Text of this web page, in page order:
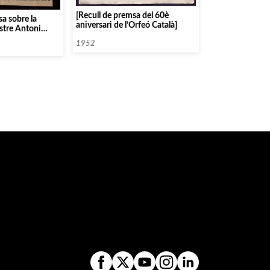
sobre la
Antoni
[Recull de premsa del 60è
aniversari de l’Orfeó Català]
1952